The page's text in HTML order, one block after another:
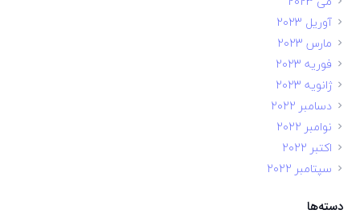
آوریل 2023
مارس 2023
فوریه 2023
ژانویه 2023
دسامبر 2022
نوامبر 2022
اکتبر 2022
سپتامبر 2022
دسته‌ها